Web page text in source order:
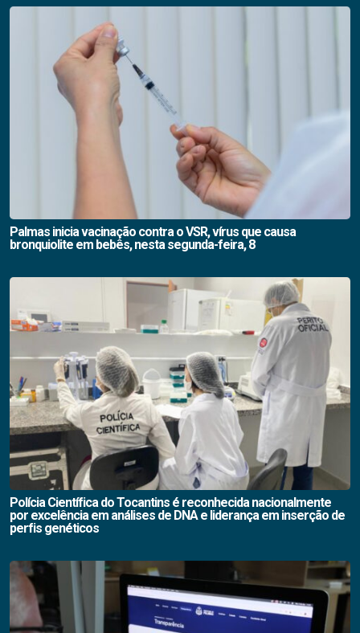
Palmas inicia vacinação contra o VSR, vírus que causa
bronquiolite em bebês, nesta segunda-feira, 8
Polícia Científica do Tocantins é reconhecida nacionalmente
por excelência em análises de DNA e liderança em inserção de
perfis genéticos